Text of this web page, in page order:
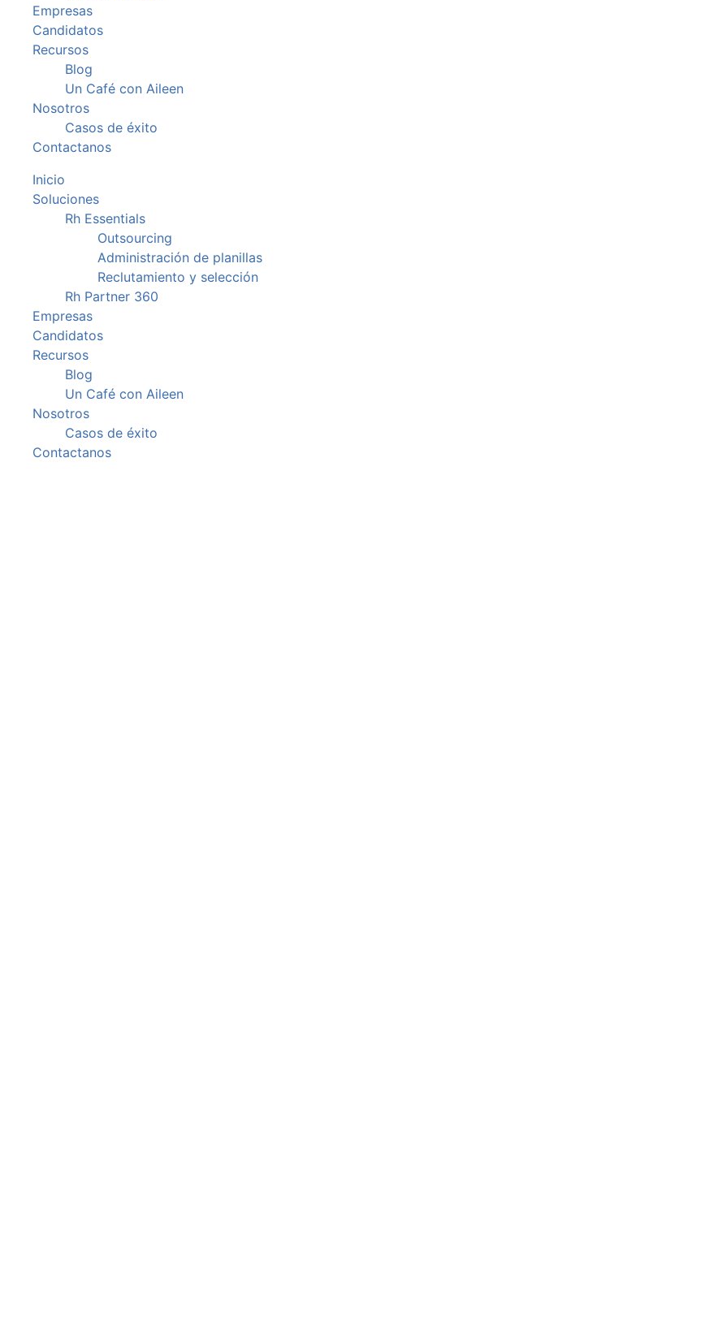
Empresas
Candidatos
Recursos
Blog
Un Café con Aileen
Nosotros
Casos de éxito
Contactanos
Inicio
Soluciones
Rh Essentials
Outsourcing
Administración de planillas
Reclutamiento y selección
Rh Partner 360
Empresas
Candidatos
Recursos
Blog
Un Café con Aileen
Nosotros
Casos de éxito
Contactanos